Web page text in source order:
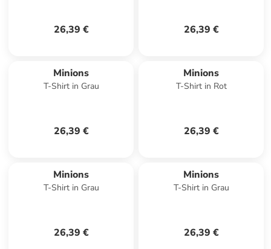
26,39 € 26,39 €
Minions
T-Shirt in Grau
26,39 €
Minions
T-Shirt in Rot
26,39 €
Minions
T-Shirt in Grau
26,39 €
Minions
T-Shirt in Grau
26,39 €